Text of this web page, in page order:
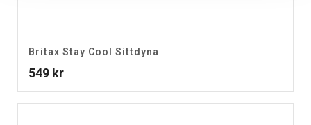
Britax Stay Cool Sittdyna
549 kr